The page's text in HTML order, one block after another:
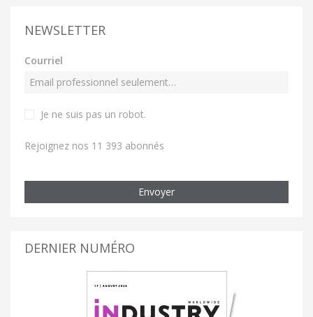
NEWSLETTER
Courriel
Je ne suis pas un robot.
Rejoignez nos 11 393 abonnés
Envoyer
DERNIER NUMÉRO